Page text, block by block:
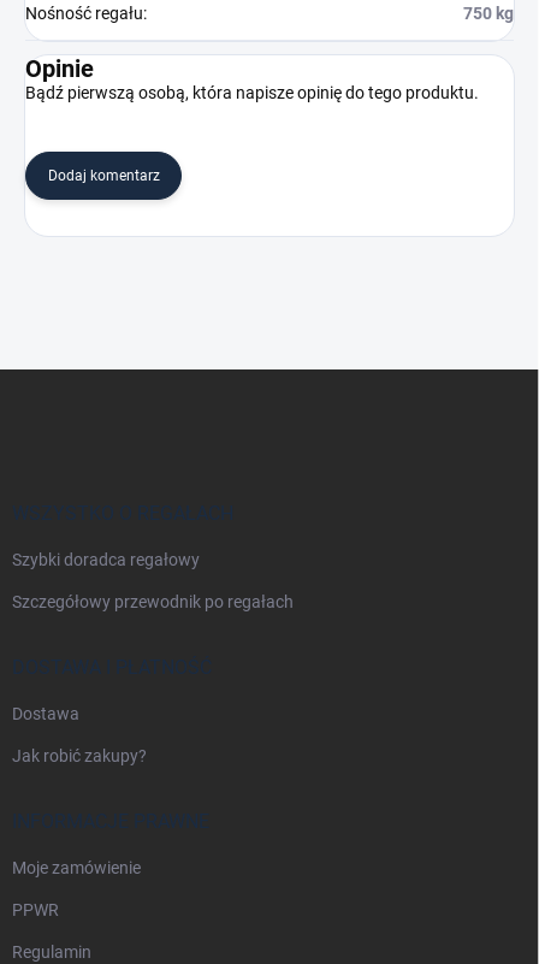
Nośność regału: 750 kg
Opinie
Bądź pierwszą osobą, która napisze opinię do tego produktu.
Dodaj komentarz
WSZYSTKO O REGAŁACH
Szybki doradca regałowy
Szczegółowy przewodnik po regałach
DOSTAWA I PŁATNOŚĆ
Dostawa
Jak robić zakupy?
INFORMACJE PRAWNE
Moje zamówienie
PPWR
Regulamin